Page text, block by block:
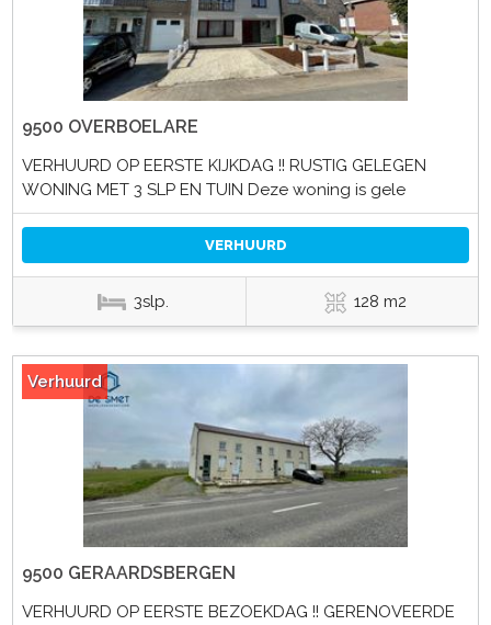
9500 OVERBOELARE
VERHUURD OP EERSTE KIJKDAG !! RUSTIG GELEGEN
WONING MET 3 SLP EN TUIN Deze woning is gele
VERHUURD
3slp. 128 m2
Verhuurd
9500 GERAARDSBERGEN
VERHUURD OP EERSTE BEZOEKDAG !! GERENOVEERDE